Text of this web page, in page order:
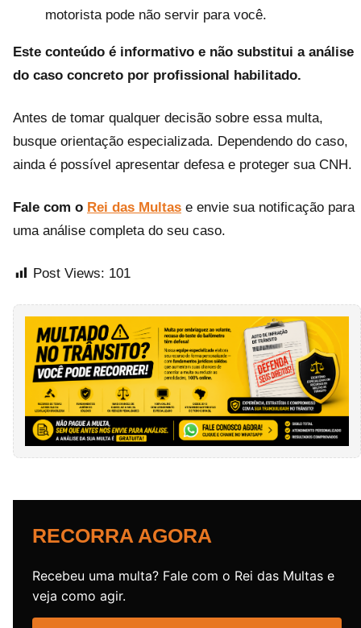
motorista pode não servir para você.
Este conteúdo é informativo e não substitui a análise
do caso concreto por profissional habilitado.
Antes de tomar qualquer decisão sobre essa multa,
busque orientação especializada. Dependendo do caso,
ainda é possível apresentar defesa e proteger sua CNH.
Fale com o Rei das Multas e envie sua notificação para
uma análise completa do seu caso.
Post Views: 101
RECORRA AGORA
Recebeu uma multa? Fale com o Rei das Multas e
veja como agir.